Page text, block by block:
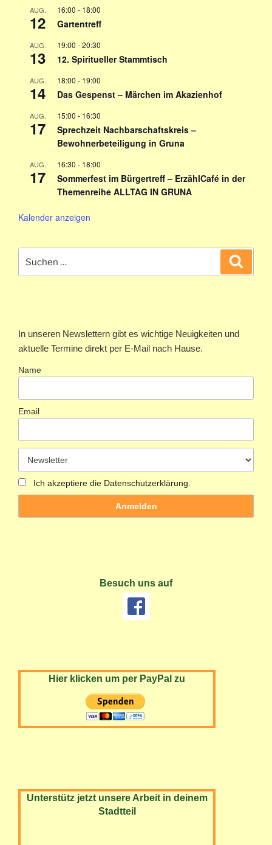
AUG.
12
16:00 - 18:00
Gartentreff
AUG.
13
19:00 -20:30
12. Spiritueller Stammtisch
AUG.
14
18:00 - 19:00
Das Gespenst – Märchen im Akazienhof
AUG.
17
15:00 - 16:30
Sprechzeit Nachbarschaftskreis –
Bewohnerbeteiligung in Gruna
AUG.
17
16:30 - 18:00
Sommerfest im Bürgertreff – ErzählCafé in der
Themenreihe ALLTAG IN GRUNA
Kalender anzeigen
nach:
In unseren Newslettern gibt es wichtige Neuigkeiten und
aktuelle Termine direkt per E-Mail nach Hause.
Name
Email
Ich akzeptiere die Datenschutzerklärung.
Besuch uns auf
Hier klicken um per PayPal zu
Unterstütz jetzt unsere Arbeit in deinem
Stadtteil